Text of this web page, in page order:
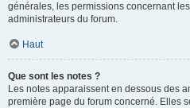
générales, les permissions concernant
administrateurs du forum.
Haut
Que sont les notes ?
Les notes apparaissent en dessous des
première page du forum concerné. Elles